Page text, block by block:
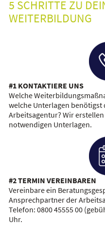
5 SCHRITTE ZU
WEITERBILDUNG
#1 KONTAKTIERE UNS
Welche
welche Unterlagen benötigst
Arbeitsagentur? Wir
notwendigen Unterlagen.
#2 TERMIN VEREINBAREN
Vereinbare ein
Ansprechpartner der
Telefon: 0800 45555 00
Uhr.